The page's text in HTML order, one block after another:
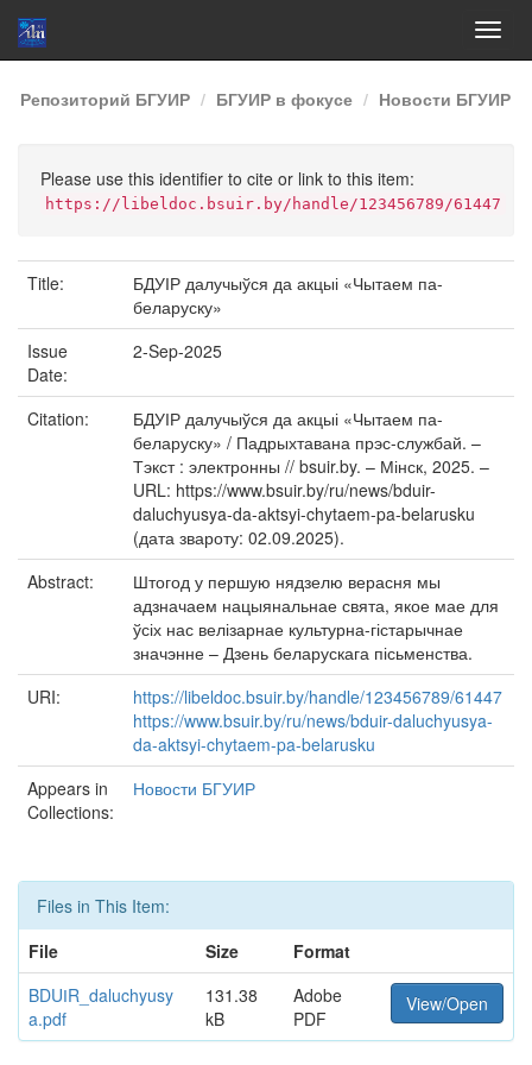
Skip
navigation
Репозиторий БГУИР БГУИР в фокусе Новости БГУИР
Please use this identifier to cite or link to this item:
https://libeldoc.bsuir.by/handle/123456789/61447
Title:
БДУІР далучыўся да акцыі «Чытаем па-
беларуску»
Issue
Date:
2-Sep-2025
Citation:
БДУІР далучыўся да акцыі «Чытаем па-
беларуску» / Падрыхтавана прэс-службай. –
Тэкст : электронны // bsuir.by. – Мінск, 2025. –
URL: https://www.bsuir.by/ru/news/bduir-
daluchyusya-da-aktsyi-chytaem-pa-belarusku
(дата звароту: 02.09.2025).
Abstract:
Штогод у першую нядзелю верасня мы
адзначаем нацыянальнае свята, якое мае для
ўсіх нас велізарнае культурна-гістарычнае
значэнне – Дзень беларускага пісьменства.
URI:
https://libeldoc.bsuir.by/handle/123456789/61447
https://www.bsuir.by/ru/news/bduir-daluchyusya-
da-aktsyi-chytaem-pa-belarusku
Appears in
Collections:
Новости БГУИР
Files in This Item:
File
Size
Format
BDUІR_daluchyusy
a.pdf
131.38
kB
Adobe
PDF
View/Open